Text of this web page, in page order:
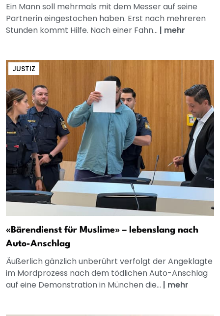
Ein Mann soll mehrmals mit dem Messer auf seine
Partnerin eingestochen haben. Erst nach mehreren
Stunden kommt Hilfe. Nach einer Fahn... | mehr
JUSTIZ
«Bärendienst für Muslime» – lebenslang nach
Auto-Anschlag
Äußerlich gänzlich unberührt verfolgt der Angeklagte
im Mordprozess nach dem tödlichen Auto-Anschlag
auf eine Demonstration in München die... | mehr